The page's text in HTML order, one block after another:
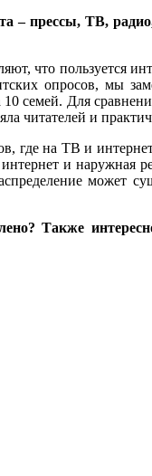
– прессы, ТВ,
что пользуется
опросов, мы
семей. Для
читателей и
где на ТВ и
и наружная
может
Также